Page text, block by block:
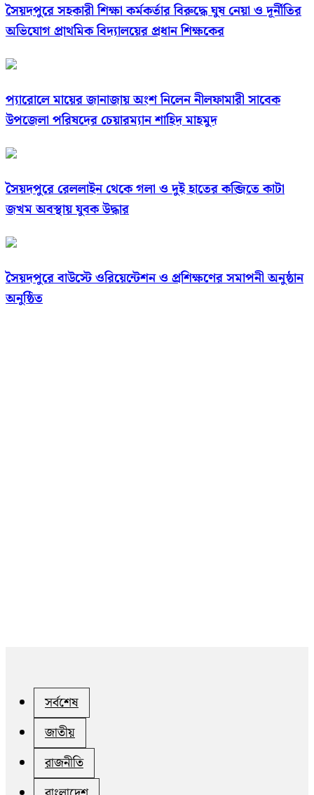
সৈয়দপুরে সহকারী শিক্ষা কর্মকর্তার বিরুদ্ধে ঘুষ নেয়া ও দূর্নীতির
অভিযোগ প্রাথমিক বিদ্যালয়ের প্রধান শিক্ষকের
প্যারোলে মায়ের জানাজায় অংশ নিলেন নীলফামারী সাবেক
উপজেলা পরিষদের চেয়ারম্যান শাহিদ মাহমুদ
সৈয়দপুরে রেললাইন থেকে গলা ও দুই হাতের কব্জিতে কাটা
জখম অবস্থায় যুবক উদ্ধার
সৈয়দপুরে বাউস্টে ওরিয়েন্টেশন ও প্রশিক্ষণের সমাপনী অনুষ্ঠান
অনুষ্ঠিত
সর্বশেষ
জাতীয়
রাজনীতি